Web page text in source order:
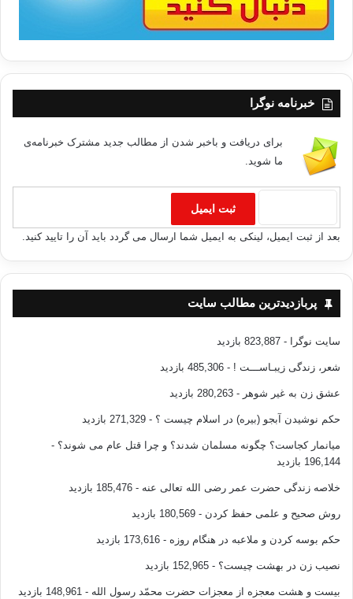
خبرنامه نوگرا
برای دریافت و باخبر شدن از مطالب جدید مشترک خبرنامه‌ی
ما شوید.
بعد از ثبت ایمیل، لینکی به ایمیل شما ارسال می گردد باید آن را تایید کنید.
پربازدیدترین مطالب سایت
سایت نوگرا - 823,887 بازدید
شعر، زندگی زیبـاســـت ! - 485,306 بازدید
عشق زن به غیر شوهر - 280,263 بازدید
حکم نوشیدن آبجو (بیره) در اسلام چیست ؟ - 271,329 بازدید
میانمار کجاست؟ چگونه مسلمان شدند؟ و چرا قتل عام می شوند؟ -
196,144 بازدید
خلاصه زندگی حضرت عمر رضی الله تعالی عنه - 185,476 بازدید
روش صحیح و علمی حفظ کردن - 180,569 بازدید
حکم بوسه کردن و ملاعبه در هنگام روزه - 173,616 بازدید
نصیب زن در بهشت چیست؟ - 152,965 بازدید
بیست و هشت معجزه از معجزات حضرت محمّد رسول الله - 148,961 بازدید